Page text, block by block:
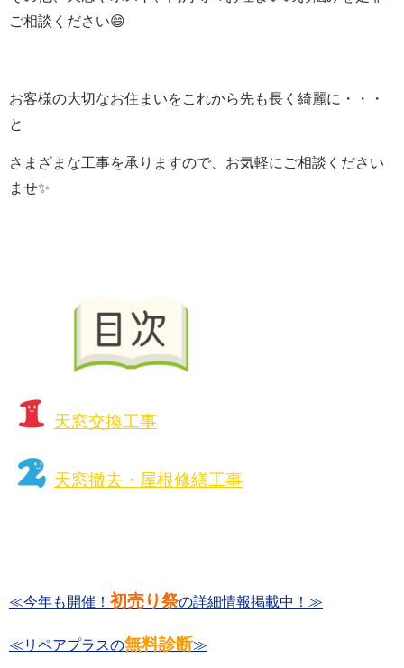
ご相談ください😄
お客様の大切なお住まいをこれから先も長く綺麗に・・・
と
さまざまな工事を承りますので、お気軽にご相談ください
ませ✨
天窓交換工事
天窓撤去・屋根修繕工事
≪今年も開催！ 初売り祭の詳細情報掲載中！≫
≪リペアプラスの無料診断≫